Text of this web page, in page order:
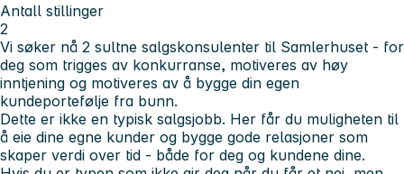
Antall stillinger
2
Vi søker nå 2 sultne salgskonsulenter til Samlerhuset - for
deg som trigges av konkurranse, motiveres av høy
inntjening og motiveres av å bygge din egen
kundeportefølje fra bunn.
Dette er ikke en typisk salgsjobb. Her får du muligheten til
å eie dine egne kunder og bygge gode relasjoner som
skaper verdi over tid - både for deg og kundene dine.